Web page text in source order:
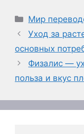
Рубрики
Мир
Уход за
основных
Физалис —
польза и вкус